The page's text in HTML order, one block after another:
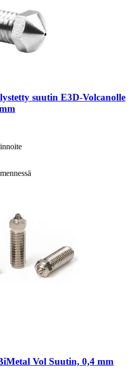
suutin E3D-​Volcanolle
Vol Suutin, 0,4 mm